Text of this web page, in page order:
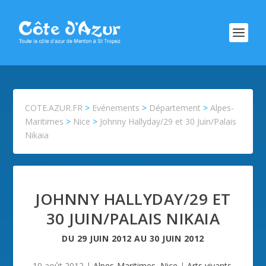
COTE.AZUR.FR > Evénements > Département >Alpes-
Maritimes > Nice > Johnny Hallyday/29 et 30 Juin/Palais
Nikaia
JOHNNY HALLYDAY/29 ET
30 JUIN/PALAIS NIKAIA
DU 29 JUIN 2012 AU 30 JUIN 2012